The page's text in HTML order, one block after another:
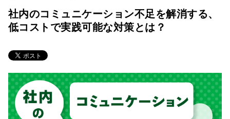
社内のコミュニケーション不足を解消する、
低コストで実践可能な対策とは？